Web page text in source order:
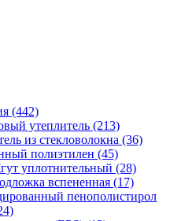
(442)
утеплитель (213)
из стекловолокна (36)
полиэтилен (45)
уплотнительный (28)
вспененная (17)
пенополистирол